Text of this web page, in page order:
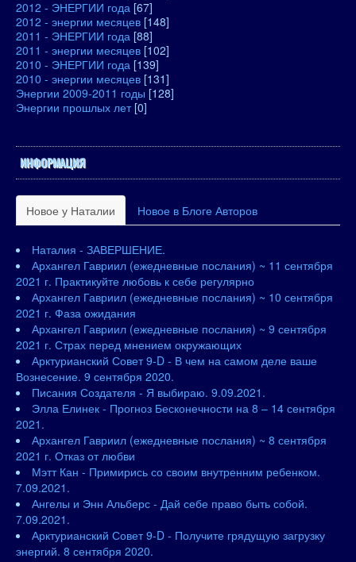
2012 - ЭНЕРГИИ года [67]
2012 - энергии месяцев [148]
2011 - ЭНЕРГИИ года [88]
2011 - энергии месяцев [102]
2010 - ЭНЕРГИИ года [139]
2010 - энергии месяцев [131]
Энергии 2009-2011 годы [128]
Энергии прошлых лет [0]
ИНФОРМАЦИЯ
Новое у Наталии Новое в Блоге Авторов
Наталия - ЗАВЕРШЕНИЕ.
Архангел Гавриил (ежедневные послания) ~ 11 сентября
2021 г. Практикуйте любовь к себе регулярно
Архангел Гавриил (ежедневные послания) ~ 10 сентября
2021 г. Фаза ожидания
Архангел Гавриил (ежедневные послания) ~ 9 сентября
2021 г. Страх перед мнением окружающих
Арктурианский Совет 9-D - В чем на самом деле ваше
Вознесение. 9 сентября 2020.
Писания Создателя - Я выбираю. 9.09.2021.
Элла Елинек - Прогноз Бесконечности на 8 – 14 сентября
2021.
Архангел Гавриил (ежедневные послания) ~ 8 сентября
2021 г. Отказ от любви
Мэтт Кан - Примирись со своим внутренним ребенком.
7.09.2021.
Ангелы и Энн Альберс - Дай себе право быть собой.
7.09.2021.
Арктурианский Совет 9-D - Получите грядущую загрузку
энергий. 8 сентября 2020.